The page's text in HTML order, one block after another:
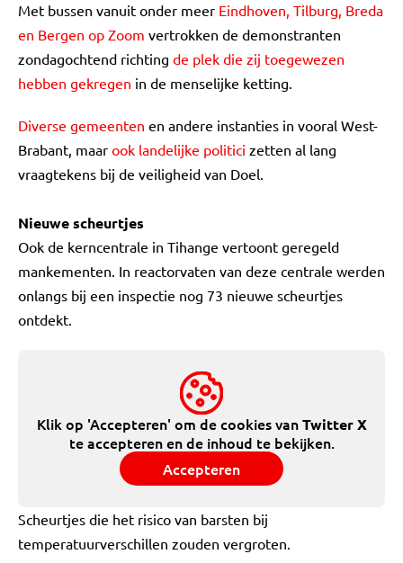
Met bussen vanuit onder meer Eindhoven, Tilburg, Breda
en Bergen op Zoom vertrokken de demonstranten
zondagochtend richting de plek die zij toegewezen
hebben gekregen in de menselijke ketting.
Diverse gemeenten en andere instanties in vooral West-
Brabant, maar ook landelijke politici zetten al lang
vraagtekens bij de veiligheid van Doel.
Nieuwe scheurtjes
Ook de kerncentrale in Tihange vertoont geregeld
mankementen. In reactorvaten van deze centrale werden
onlangs bij een inspectie nog 73 nieuwe scheurtjes
ontdekt.
Klik op 'Accepteren' om de cookies vanTwitter X
te accepteren en de inhoud te bekijken.
Accepteren
Scheurtjes die het risico van barsten bij
temperatuurverschillen zouden vergroten.